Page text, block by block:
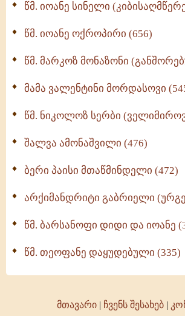
წმ. იოანე სინელი
წმ. იოანე ოქროპირი (656)
წმ. მარკოზ მონაზონი
მამა ვალენტინი მორდასოვი
წმ. ნიკოლოზ სერბი
შალვა ამონაშვილი (476)
ბერი პაისი მთაწმინდელი (472)
არქიმანდრიტი გაბრიელი
წმ. ბარსანოფი დიდი და იოანე
წმ. თეოფანე დაყუდებული (335)
მთავარი| ჩვენს შესახებ|